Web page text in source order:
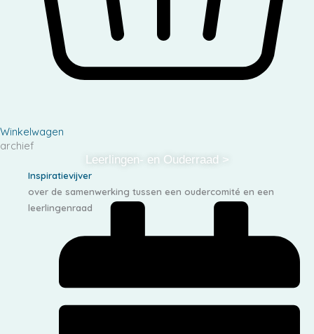
Winkelwagen
archief
Leerlingen- en Ouderraad >
Inspiratievijver
over de samenwerking tussen een oudercomité en een
leerlingenraad